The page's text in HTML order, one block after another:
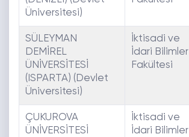
Üniversitesi)
SÜLEYMAN
DEMİREL
ÜNİVERSİTESİ
(ISPARTA) (Devlet
Üniversitesi)
İktisadi ve
İdari Bilimler
Fakültesi
ÇUKUROVA
ÜNİVERSİTESİ
İktisadi ve
İdari Bilimler